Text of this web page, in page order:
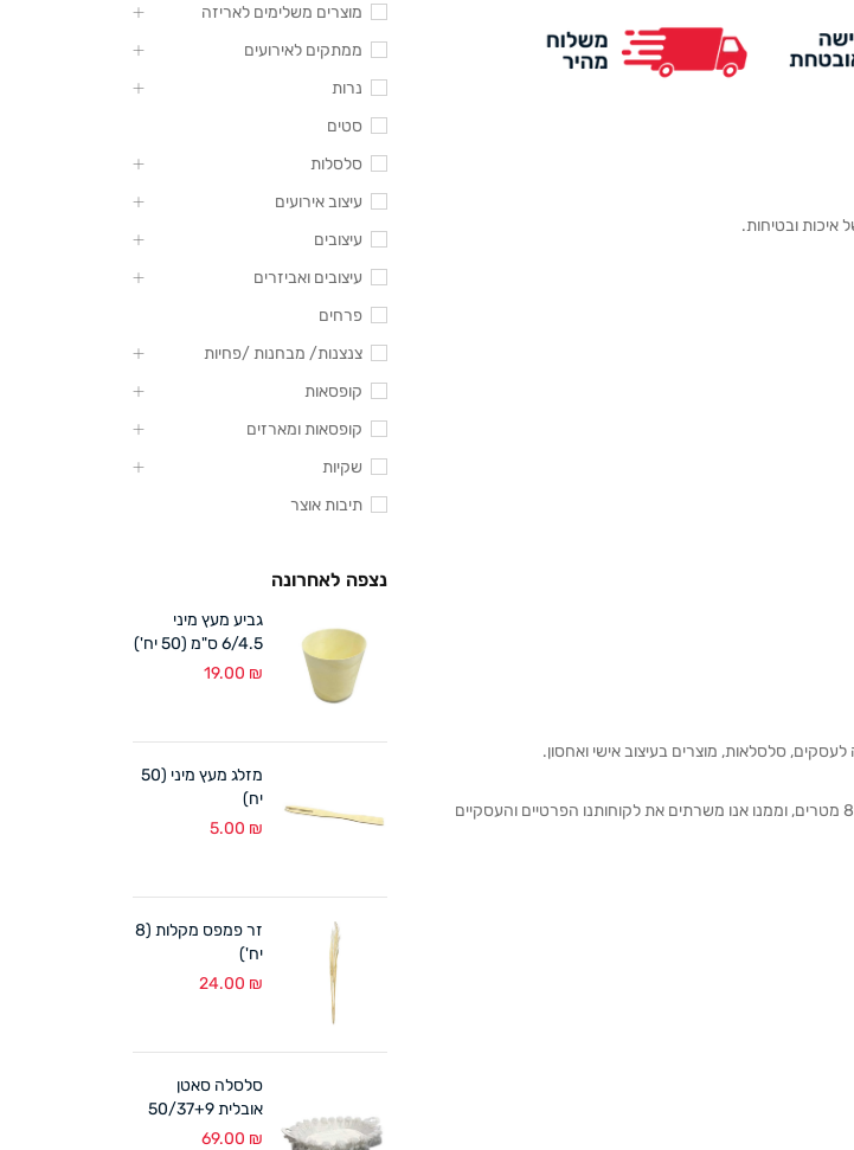
ובטיחות.
סלסלאות, מוצרים בעיצוב אישי ואחסון.
אנחנו מזמינים אותכם להתרשם מאולם התצוגה הגדול והמרשים ביותר בצפון המשתרע על 800 מטרים, וממנו אנו משרתים את לקוחותנו הפרטיים והעסקיים
מוצרים משלימים לאריזה
ממתקים לאירועים
נרות
סטים
סלסלות
עיצוב אירועים
עיצובים
עיצובים ואביזרים
פרחים
צנצנות/ מבחנות /פחיות
קופסאות
קופסאות ומארזים
שקיות
תיבות אוצר
נצפה לאחרונה
גביע מעץ מיני
6/4.5 ס"מ (50 יח')
19.00 ₪
מזלג מעץ מיני (50
יח)
5.00 ₪
זר פמפס מקלות (8
יח')
24.00 ₪
סלסלה סאטן
אובלית 50/37+9
ס"מ לבן
69.00 ₪